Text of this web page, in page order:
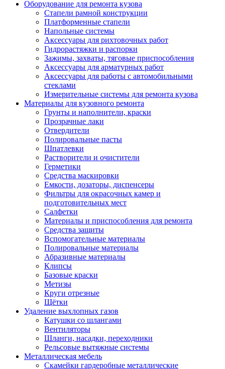
Оборудование для ремонта кузова
Стапели рамной конструкции
Платформенные стапели
Напольные системы
Аксессуары для рихтовочных работ
Гидрорастяжки и распорки
Зажимы, захваты, тяговые приспособления
Аксессуары для арматурных работ
Аксессуары для работы с автомобильными
стеклами
Измерительные системы для ремонта кузова
Материалы для кузовного ремонта
Грунты и наполнители, краски
Прозрачные лаки
Отвердители
Полировальные пасты
Шпатлевки
Растворители и очистители
Герметики
Средства маскировки
Емкости, дозаторы, диспенсеры
Фильтры для окрасочных камер и
подготовительных мест
Салфетки
Материалы и приспособления для ремонта
Средства защиты
Вспомогательные материалы
Полировальные материалы
Абразивные материалы
Клипсы
Базовые краски
Метизы
Круги отрезные
Щётки
Удаление выхлопных газов
Катушки со шлангами
Вентиляторы
Шланги, насадки, переходники
Рельсовые вытяжные системы
Металлическая мебель
Скамейки гардеробные металлические